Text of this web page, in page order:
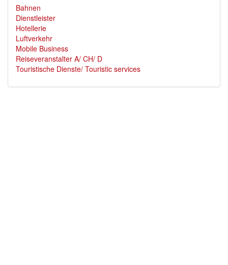
Bahnen
Dienstleister
Hotellerie
Luftverkehr
Mobile Business
Reiseveranstalter A/ CH/ D
Touristische Dienste/ Touristic services